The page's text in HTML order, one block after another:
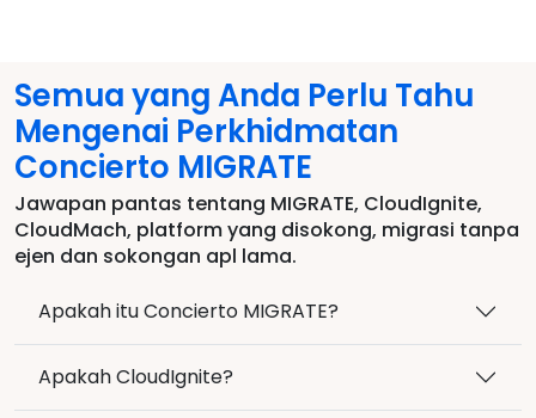
Semua yang Anda Perlu Tahu
Mengenai Perkhidmatan
Concierto MIGRATE
Jawapan pantas tentang MIGRATE, CloudIgnite,
CloudMach, platform yang disokong, migrasi tanpa
ejen dan sokongan apl lama.
Apakah itu Concierto MIGRATE?
Apakah CloudIgnite?